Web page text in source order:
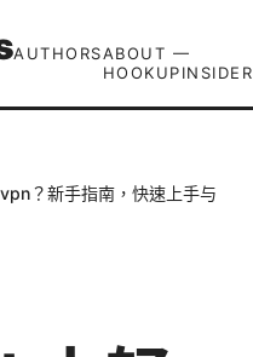
AUTHORSABOUT —
？新手指南，快速上手与